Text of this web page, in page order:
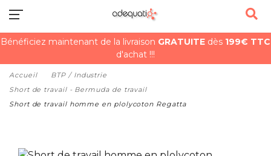
Bénéficiez maintenant de la livraison GRATUITE dès 199€ TTC
d'achat !!!
Accueil
BTP / Industrie
Short de travail - Bermuda de travail
Short de travail homme en plolycoton Regatta